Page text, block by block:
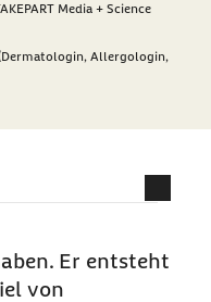
Media + Science
Allergologin,
Er entsteht
von